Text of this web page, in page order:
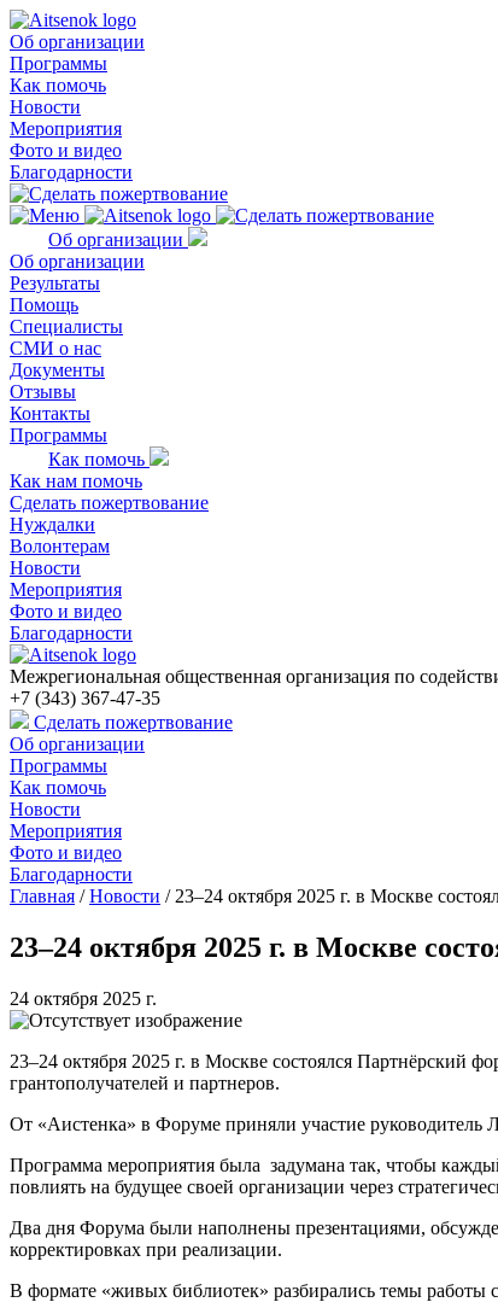
Об организации
Программы
Как помочь
Новости
Мероприятия
Фото и видео
Благодарности
Об организации
Об организации
Результаты
Помощь
Специалисты
СМИ о нас
Документы
Отзывы
Контакты
Программы
Как помочь
Как нам помочь
Сделать пожертвование
Нуждалки
Волонтерам
Новости
Мероприятия
Фото и видео
Благодарности
Межрегиональная общественная организация по
+7 (343) 367-47-35
Сделать пожертвование
Об организации
Программы
Как помочь
Новости
Мероприятия
Фото и видео
Благодарности
Главная /Новости / 23–24 октября 2025 г. в Москве
23–24 октября 2025 г. в Москве
24 октября 2025 г.
23–24 октября 2025 г. в Москве состоялся
грантополучателей и партнеров.
От «Аистенка» в Форуме приняли участие руководитель
Программа мероприятия была задумана так, чтобы
повлиять на будущее своей организации через
Два дня Форума были наполнены презентациями,
корректировках при реализации.
В формате «живых библиотек» разбирались темы